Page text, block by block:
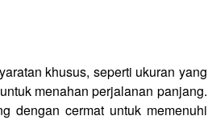
khusus, seperti ukuran yang
menahan perjalanan panjang.
dengan cermat untuk memenuhi